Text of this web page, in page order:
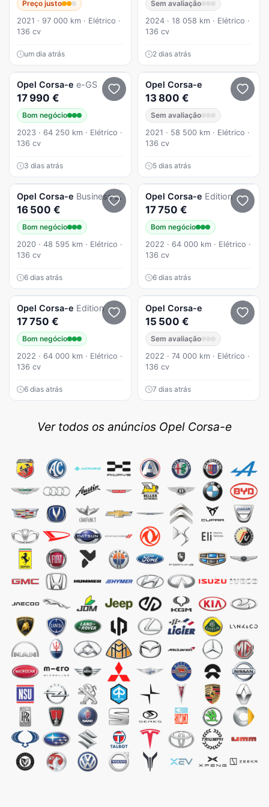
Preço justo
2021 · 97 000 km · Elétrico ·
136 cv
um dia atrás
Sem avaliação
2024 · 18 058 km · Elétrico ·
136 cv
2 dias atrás
Opel Corsa-e e-GS
17 990 €
Bom negócio
2023 · 64 250 km · Elétrico ·
136 cv
3 dias atrás
Opel Corsa-e
13 800 €
Sem avaliação
2021 · 58 500 km · Elétrico ·
136 cv
5 dias atrás
Opel Corsa-e Business Edition
16 500 €
Bom negócio
2020 · 48 595 km · Elétrico ·
136 cv
6 dias atrás
Opel Corsa-e Edition
17 750 €
Bom negócio
2022 · 64 000 km · Elétrico ·
136 cv
6 dias atrás
Opel Corsa-e Edition
17 750 €
Bom negócio
2022 · 64 000 km · Elétrico ·
136 cv
6 dias atrás
Opel Corsa-e
15 500 €
Sem avaliação
2022 · 74 000 km · Elétrico ·
136 cv
7 dias atrás
Ver todos os anúncios Opel Corsa-e